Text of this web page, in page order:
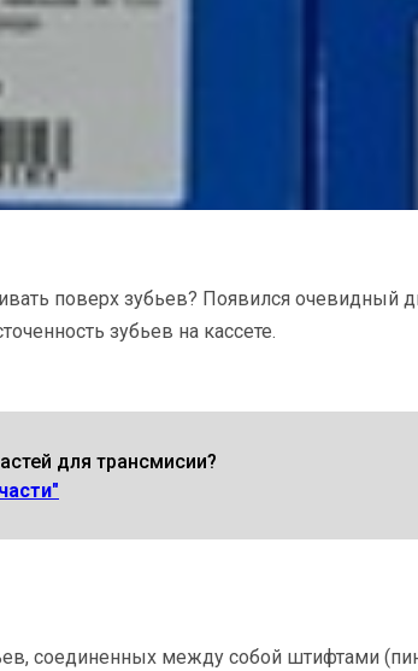
поверх зубьев? Появился
зубьев на кассете.
для трансмисии?
соединенных между собой штифтами